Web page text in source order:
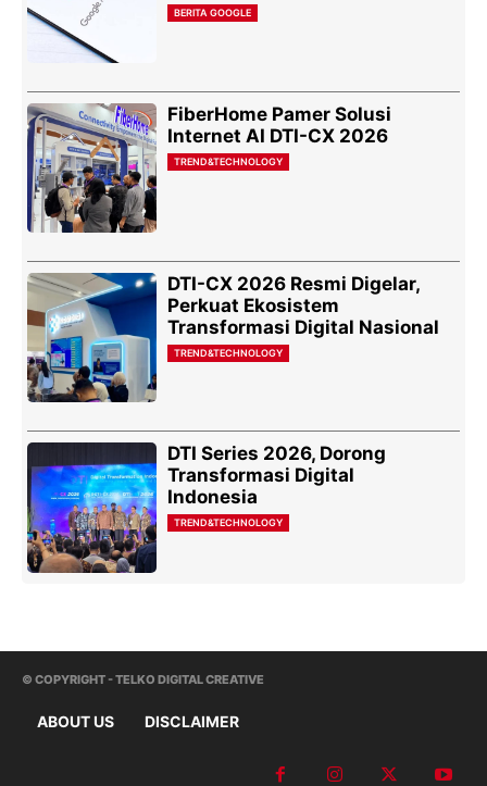
BERITA GOOGLE
FiberHome Pamer Solusi
Internet AI DTI-CX 2026
TREND&TECHNOLOGY
DTI-CX 2026 Resmi Digelar,
Perkuat Ekosistem
Transformasi Digital Nasional
TREND&TECHNOLOGY
DTI Series 2026, Dorong
Transformasi Digital
Indonesia
TREND&TECHNOLOGY
© COPYRIGHT - TELKO DIGITAL CREATIVE
ABOUT US DISCLAIMER